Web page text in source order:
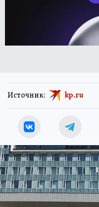
Источник: kp.ru